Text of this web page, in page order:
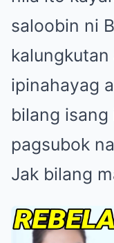
saloobin ni
ipinahayag
bilang
pagsubok
Jak bilang